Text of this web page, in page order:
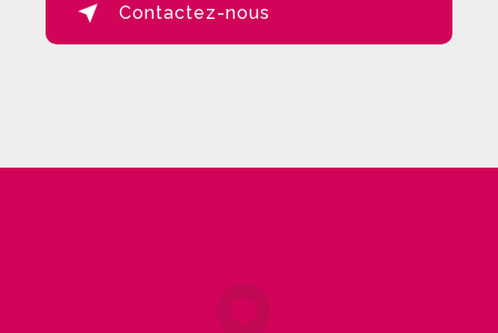
Contactez-nous